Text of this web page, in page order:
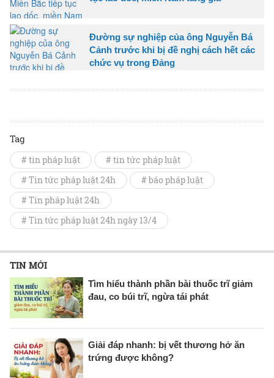
Đường sự nghiệp của ông Nguyễn Bá
Cảnh trước khi bị đề nghị cách hết các
chức vụ trong Đảng
Tag
# tin pháp luật
# tin tức pháp luật
# Tin tức pháp luật 24h
# báo pháp luật
# Tin pháp luật 24h
# Tin tức pháp luật 24h ngày 13/4
TIN MỚI
Tìm hiểu thành phần bài thuốc trĩ giảm
đau, co búi trĩ, ngừa tái phát
Giải đáp nhanh: bị vết thương hở ăn
trứng được không?